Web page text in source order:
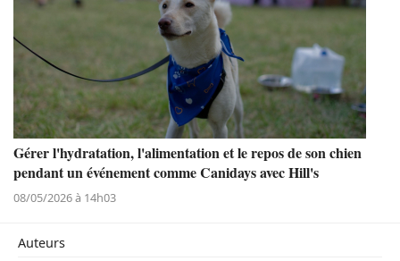
Gérer l'hydratation, l'alimentation et le repos de son chien
pendant un événement comme Canidays avec Hill's
08/05/2026 à 14h03
Auteurs